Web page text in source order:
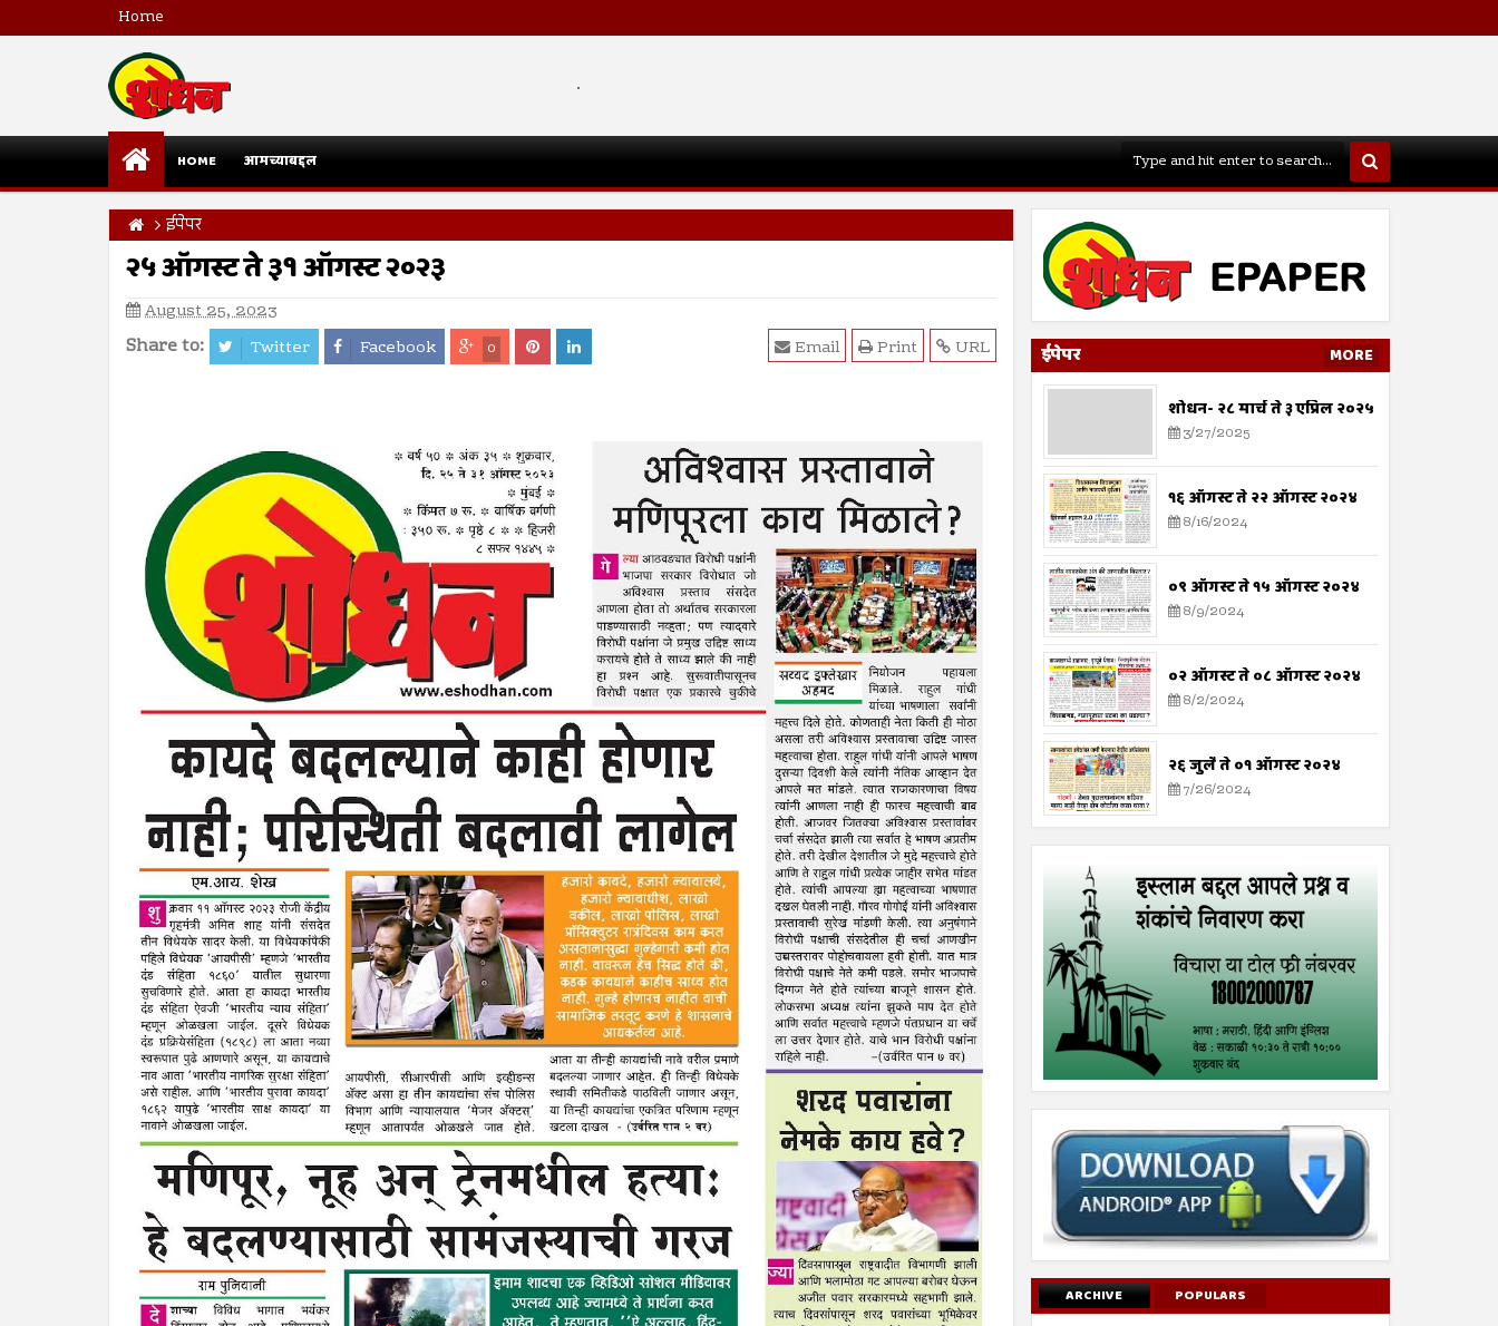
Home
.
HOME आमच्याबद्दल
ईपेपर
२५ ऑगस्ट ते ३१ ऑगस्ट २०२३
August 25, 2023
Share to: Twitter Facebook 0 URL
Print
Email ईपेपर MORE
शोधन- २८ मार्च ते ३ एप्रिल २०२५
3/27/2025
१६ ऑगस्ट ते २२ ऑगस्ट २०२४
8/16/2024
०९ ऑगस्ट ते १५ ऑगस्ट २०२४
8/9/2024
०२ ऑगस्ट ते ०८ ऑगस्ट २०२४
8/2/2024
२६ जुलै ते ०१ ऑगस्ट २०२४
7/26/2024
ARCHIVE POPULARS